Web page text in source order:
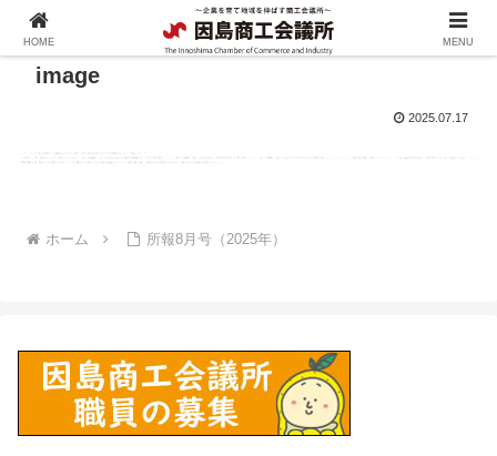
image
2025.07.17
ホーム 所報8月号（2025年）
HOME MENU